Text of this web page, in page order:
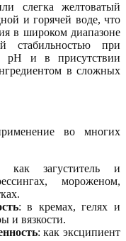
слегка желтоватый
и горячей воде, что
в широком диапазоне
стабильностью при
pH и в присутствии
в сложных
во многих
как загуститель и
мороженом,
: в кремах, гелях и
и вязкости.
: как эксципиент